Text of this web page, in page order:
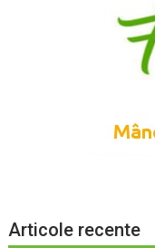
Articole recente